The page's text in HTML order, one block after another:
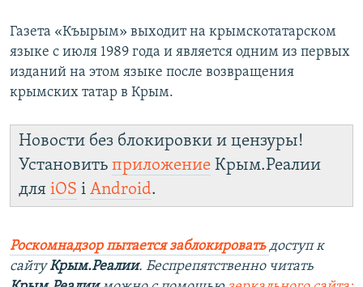
Газета «Къырым» выходит на крымскотатарском
языке с июля 1989 года и является одним из первых
изданий на этом языке после возвращения
крымских татар в Крым.
Новости без блокировки и цензуры!
Установить приложение Крым.Реалии
для iOS і Android.
Роскомнадзор пытается заблокировать доступ к
сайтуКрым.Реалии. Беспрепятственно читать